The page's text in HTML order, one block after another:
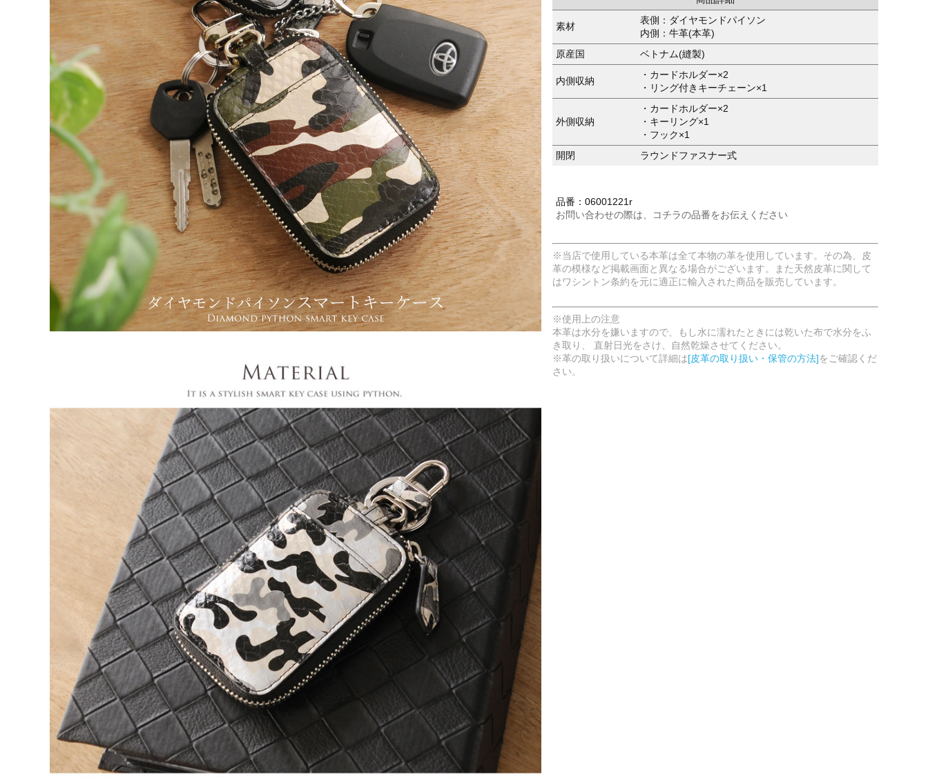
素材
表側：ダイヤモンドパイソン
内側：牛革(本革)
原産国
ベトナム(縫製)
内側収納
・カードホルダー×2
・リング付きキーチェーン×1
外側収納
・カードホルダー×2
・キーリング×1
・フック×1
開閉
ラウンドファスナー式
品番：06001221r
お問い合わせの際は、コチラの品番をお伝えください
※当店で使用している本革は全て本物の革を使用しています。その為、皮
革の模様など掲載画面と異なる場合がございます。また天然皮革に関して
はワシントン条約を元に適正に輸入された商品を販売しています。
※使用上の注意
本革は水分を嫌いますので、もし水に濡れたときには乾いた布で水分をふ
き取り、 直射日光をさけ、自然乾燥させてください。
※革の取り扱いについて詳細は[皮革の取り扱い・保管の方法]をご確認くだ
さい。